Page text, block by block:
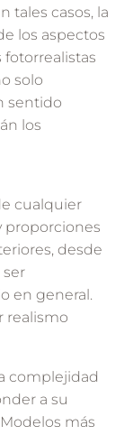
tales casos, la
los aspectos
fotorrealistas
solo
sentido
los
cualquier
proporciones
desde
ser
en general.
realismo
complejidad
a su
más